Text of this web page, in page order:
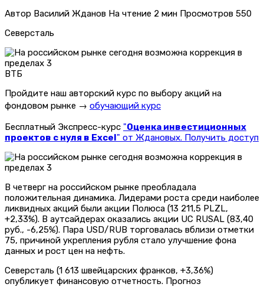
Автор Василий Жданов На чтение 2 мин Просмотров 550
Северсталь
ВТБ
Пройдите наш авторский курс по выбору акций на
фондовом рынке → обучающий курс
Бесплатный Экспресс-курс "Оценка инвестиционных
проектов с нуля в Excel" от Ждановых. Получить доступ
В четверг на российском рынке преобладала
положительная динамика. Лидерами роста среди наиболее
ликвидных акций были акции Полюса (13 211,5 PLZL,
+2,33%). В аутсайдерах оказались акции UC RUSAL (83,40
руб., -6,25%). Пара USD/RUB торговалась вблизи отметки
75, причиной укрепления рубля стало улучшение фона
данных и рост цен на нефть.
Северсталь (1 613 швейцарских франков, +3,36%)
опубликует финансовую отчетность. Прогноз